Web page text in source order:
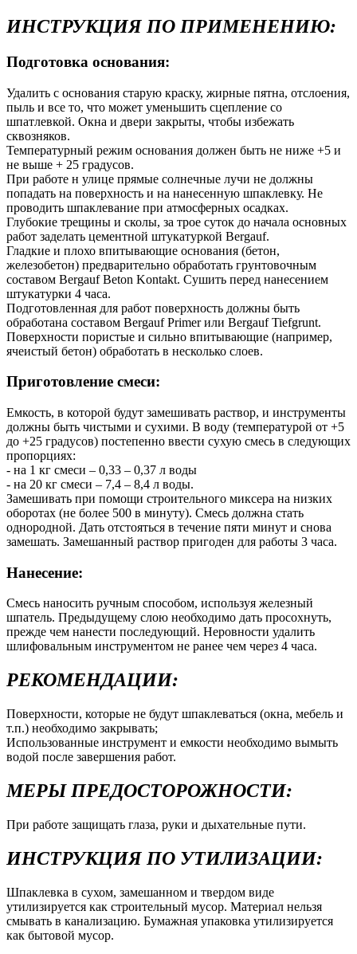
ИНСТРУКЦИЯ ПО ПРИМЕНЕНИЮ:
Подготовка основания:
Удалить с основания старую краску, жирные пятна, отслоения,
пыль и все то, что может уменьшить сцепление со
шпатлевкой. Окна и двери закрыты, чтобы избежать
сквозняков.
Температурный режим основания должен быть не ниже +5 и
не выше + 25 градусов.
При работе н улице прямые солнечные лучи не должны
попадать на поверхность и на нанесенную шпаклевку. Не
проводить шпаклевание при атмосферных осадках.
Глубокие трещины и сколы, за трое суток до начала основных
работ заделать цементной штукатуркой Bergauf.
Гладкие и плохо впитывающие основания (бетон,
железобетон) предварительно обработать грунтовочным
составом Bergauf Beton Kontakt. Сушить перед нанесением
штукатурки 4 часа.
Подготовленная для работ поверхность должны быть
обработана составом Bergauf Primer или Bergauf Tiefgrunt.
Поверхности пористые и сильно впитывающие (например,
ячеистый бетон) обработать в несколько слоев.
Приготовление смеси:
Емкость, в которой будут замешивать раствор, и инструменты
должны быть чистыми и сухими. В воду (температурой от +5
до +25 градусов) постепенно ввести сухую смесь в следующих
пропорциях:
- на 1 кг смеси – 0,33 – 0,37 л воды
- на 20 кг смеси – 7,4 – 8,4 л воды.
Замешивать при помощи строительного миксера на низких
оборотах (не более 500 в минуту). Смесь должна стать
однородной. Дать отстояться в течение пяти минут и снова
замешать. Замешанный раствор пригоден для работы 3 часа.
Нанесение:
Смесь наносить ручным способом, используя железный
шпатель. Предыдущему слою необходимо дать просохнуть,
прежде чем нанести последующий. Неровности удалить
шлифовальным инструментом не ранее чем через 4 часа.
РЕКОМЕНДАЦИИ:
Поверхности, которые не будут шпаклеваться (окна, мебель и
т.п.) необходимо закрывать;
Использованные инструмент и емкости необходимо вымыть
водой после завершения работ.
МЕРЫ ПРЕДОСТОРОЖНОСТИ:
При работе защищать глаза, руки и дыхательные пути.
ИНСТРУКЦИЯ ПО УТИЛИЗАЦИИ:
Шпаклевка в сухом, замешанном и твердом виде
утилизируется как строительный мусор. Материал нельзя
смывать в канализацию. Бумажная упаковка утилизируется
как бытовой мусор.